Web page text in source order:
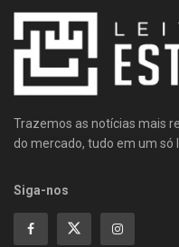
Trazemos as notícias mais
do mercado, tudo em um só
Siga-nos